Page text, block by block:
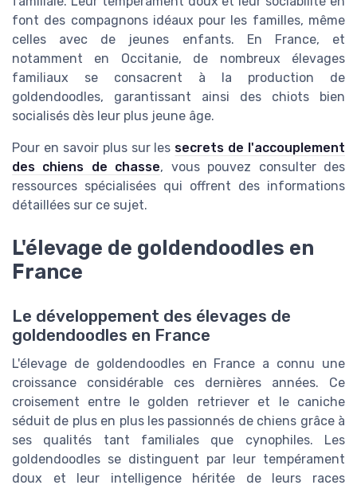
font des compagnons idéaux pour les familles, même
celles avec de jeunes enfants. En France, et
notamment en Occitanie, de nombreux élevages
familiaux se consacrent à la production de
goldendoodles, garantissant ainsi des chiots bien
socialisés dès leur plus jeune âge.
Pour en savoir plus sur les secrets de l'accouplement
des chiens de chasse, vous pouvez consulter des
ressources spécialisées qui offrent des informations
détaillées sur ce sujet.
L'élevage de goldendoodles en
France
Le développement des élevages de
goldendoodles en France
L'élevage de goldendoodles en France a connu une
croissance considérable ces dernières années. Ce
croisement entre le golden retriever et le caniche
séduit de plus en plus les passionnés de chiens grâce à
ses qualités tant familiales que cynophiles. Les
goldendoodles se distinguent par leur tempérament
doux et leur intelligence héritée de leurs races